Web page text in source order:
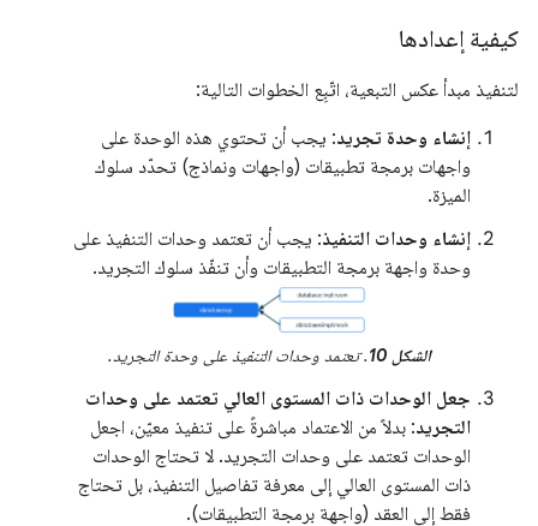
كيفية إعدادها
لتنفيذ مبدأ عكس التبعية، اتّبِع الخطوات التالية:
إنشاء وحدة تجريد: يجب أن تحتوي هذه الوحدة على
واجهات برمجة تطبيقات (واجهات ونماذج) تحدّد سلوك
الميزة.
إنشاء وحدات التنفيذ: يجب أن تعتمد وحدات التنفيذ على
وحدة واجهة برمجة التطبيقات وأن تنفّذ سلوك التجريد.
الشكل 10 . تعتمد وحدات التنفيذ على وحدة التجريد.
جعل الوحدات ذات المستوى العالي تعتمد على وحدات
التجريد: بدلاً من الاعتماد مباشرةً على تنفيذ معيّن، اجعل
الوحدات تعتمد على وحدات التجريد. لا تحتاج الوحدات
ذات المستوى العالي إلى معرفة تفاصيل التنفيذ، بل تحتاج
فقط إلى العقد (واجهة برمجة التطبيقات).